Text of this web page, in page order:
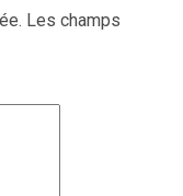
Les champs